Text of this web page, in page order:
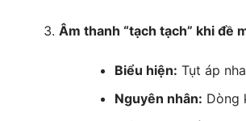
Âm thanh “tạch tạch” khi đề
Biểu hiện: Tụt áp
Nguyên nhân: Dòng